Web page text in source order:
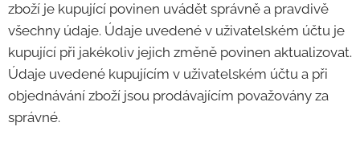
zboží je kupující povinen uvádět správně a pravdivě
všechny údaje. Údaje uvedené v uživatelském účtu je
kupující při jakékoliv jejich změně povinen aktualizovat.
Údaje uvedené kupujícím v uživatelském účtu a při
objednávání zboží jsou prodávajícím považovány za
správné.